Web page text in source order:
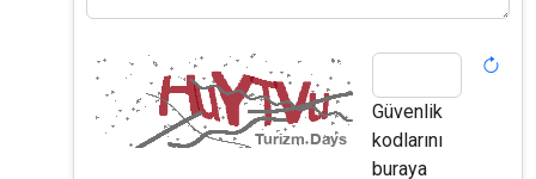
Güvenlik
kodlarını
buraya